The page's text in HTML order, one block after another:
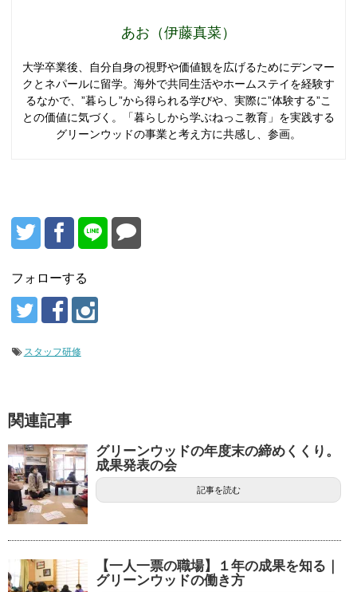
あお（伊藤真菜）
大学卒業後、自分自身の視野や価値観を広げるためにデンマー
クとネパールに留学。海外で共同生活やホームステイを経験す
るなかで、”暮らし”から得られる学びや、実際に”体験する”こ
との価値に気づく。「暮らしから学ぶねっこ教育」を実践する
グリーンウッドの事業と考え方に共感し、参画。
フォローする
スタッフ研修
関連記事
グリーンウッドの年度末の締めくくり。
成果発表の会
記事を読む
【一人一票の職場】１年の成果を知る｜
グリーンウッドの働き方